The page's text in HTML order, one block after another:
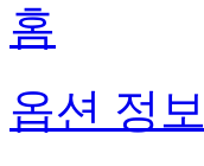
홈
옵션 정보